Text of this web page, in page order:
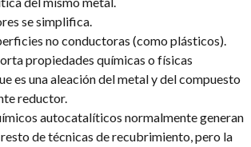
se simplifica.
no conductoras (como plásticos).
propiedades químicas o físicas
es una aleación del metal y del compuesto
reductor.
autocatalíticos normalmente generan
de técnicas de recubrimiento, pero la